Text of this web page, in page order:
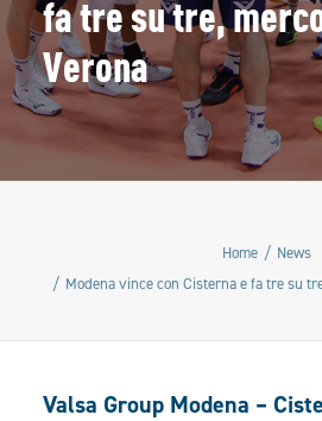
fa tre su tre,
Verona
Home
News
Modena vince con Cisterna e fa tre su
Valsa Group Modena –